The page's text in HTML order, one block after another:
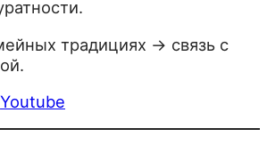
традициях → связь с
Youtube